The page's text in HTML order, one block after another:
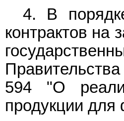
4. В
контрактов на
594 "О
продукции